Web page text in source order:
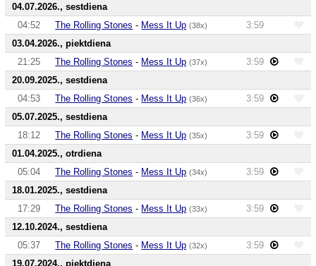
04.07.2026., sestdiena
04:52
The Rolling Stones - Mess It Up (38x)
3:59
03.04.2026., piektdiena
21:25
The Rolling Stones - Mess It Up (37x)
3:59
20.09.2025., sestdiena
04:53
The Rolling Stones - Mess It Up (36x)
3:59
05.07.2025., sestdiena
18:12
The Rolling Stones - Mess It Up (35x)
3:59
01.04.2025., otrdiena
05:04
The Rolling Stones - Mess It Up (34x)
3:59
18.01.2025., sestdiena
17:29
The Rolling Stones - Mess It Up (33x)
3:59
12.10.2024., sestdiena
05:37
The Rolling Stones - Mess It Up (32x)
3:59
19.07.2024., piektdiena